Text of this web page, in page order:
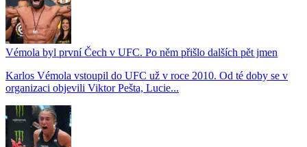
Vémola byl první Čech v UFC. Po něm přišlo dalších pět jmen
Karlos Vémola vstoupil do UFC už v roce 2010. Od té doby se v
organizaci objevili Viktor Pešta, Lucie...